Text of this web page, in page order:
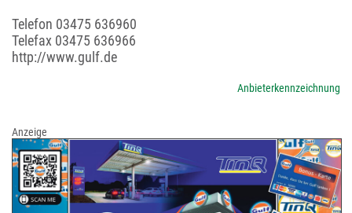
Telefon 03475 636960
Telefax 03475 636966
http://www.gulf.de
Anbieterkennzeichnung
Anzeige